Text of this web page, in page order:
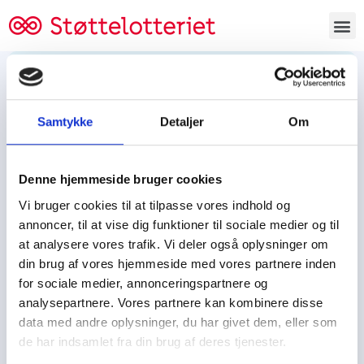
Samtykke Detaljer Om
Denne hjemmeside bruger cookies
Vi bruger cookies til at tilpasse vores indhold og
annoncer, til at vise dig funktioner til sociale medier og til
at analysere vores trafik. Vi deler også oplysninger om
din brug af vores hjemmeside med vores partnere inden
for sociale medier, annonceringspartnere og
analysepartnere. Vores partnere kan kombinere disse
data med andre oplysninger, du har givet dem, eller som
de har indsamlet fra din brug af deres tjenester.
Tjen penge og støt
Tjen penge til:
Spejdere/spejdergruppen/FDF’ere, m.fl.
Kontor
Tjenpengeogstoet.dk
Ejby Industrivej 91
DK – 2600 Glostrup
CVR: 19347508